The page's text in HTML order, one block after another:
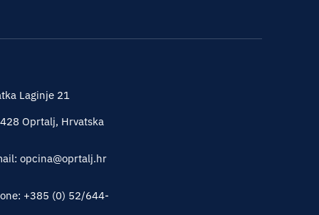
Laginje 21
Oprtalj, Hrvatska
opcina@oprtalj.hr
+385 (0) 52/644-